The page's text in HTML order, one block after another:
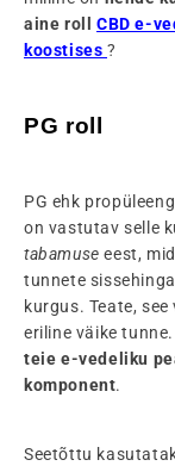
aine roll
CBD e-
koostises ?
PG roll
PG ehk
on vastutav selle
tabamuse eest,
tunnete
kurgus. Teate, see
eriline väike tunne.
teie e-vedeliku
komponent.
Seetõttu